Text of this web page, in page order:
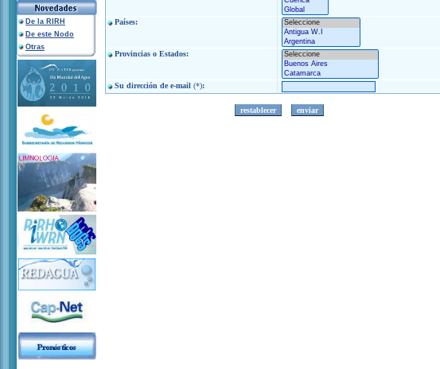
De la RIRH
De este Nodo
Otras
Países:
Provincias o Estados:
Su dirección de e-mail (*):